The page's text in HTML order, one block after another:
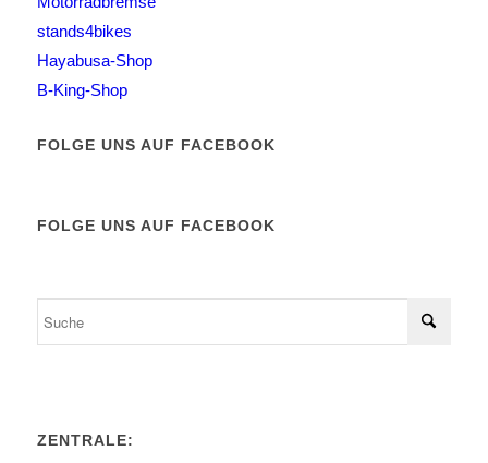
stands4bikes
Hayabusa-Shop
B-King-Shop
FOLGE UNS AUF FACEBOOK
FOLGE UNS AUF FACEBOOK
ZENTRALE: